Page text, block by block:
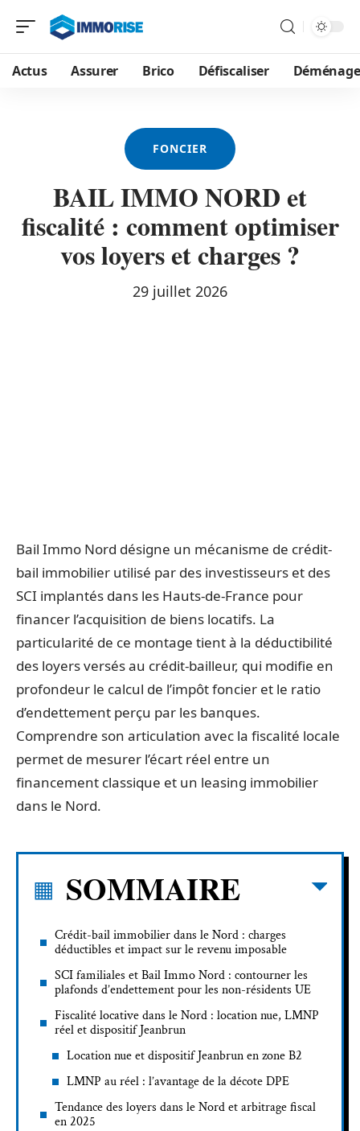
Actus Assurer Brico Défiscaliser
FONCIER
BAIL IMMO NORD et
fiscalité : comment optimiser
vos loyers et charges ?
29 juillet 2026
Bail Immo Nord désigne un mécanisme de crédit-
bail immobilier utilisé par des investisseurs et des
SCI implantés dans les Hauts-de-France pour
financer l’acquisition de biens locatifs. La
particularité de ce montage tient à la déductibilité
des loyers versés au crédit-bailleur, qui modifie en
profondeur le calcul de l’impôt foncier et le ratio
d’endettement perçu par les banques.
Comprendre son articulation avec la fiscalité locale
permet de mesurer l’écart réel entre un
financement classique et un leasing immobilier
dans le Nord.
SOMMAIRE
Crédit-bail immobilier dans le Nord : charges
déductibles et impact sur le revenu imposable
SCI familiales et Bail Immo Nord : contourner les
plafonds d’endettement pour les non-résidents UE
Fiscalité locative dans le Nord : location nue, LMNP
réel et dispositif Jeanbrun
Location nue et dispositif Jeanbrun en zone B2
LMNP au réel : l’avantage de la décote DPE
Tendance des loyers dans le Nord et arbitrage fiscal
en 2025